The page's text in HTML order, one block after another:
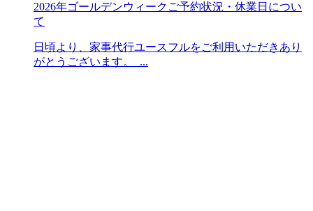
2026年ゴールデンウィークご予約状況・休業日につい
て
日頃より、家事代行ユースフルをご利用いただきあり
がとうございます。 ...